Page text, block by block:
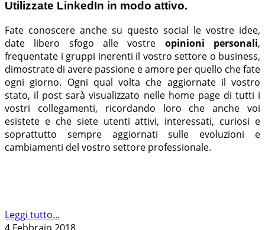
Utilizzate LinkedIn in modo attivo.
Fate conoscere anche su questo social le vostre idee,
date libero sfogo alle vostre opinioni personali,
frequentate i gruppi inerenti il vostro settore o business,
dimostrate di avere passione e amore per quello che fate
ogni giorno. Ogni qual volta che aggiornate il vostro
stato, il post sarà visualizzato nelle home page di tutti i
vostri collegamenti, ricordando loro che anche voi
esistete e che siete utenti attivi, interessati, curiosi e
soprattutto sempre aggiornati sulle evoluzioni e
cambiamenti del vostro settore professionale.
Leggi tutto...